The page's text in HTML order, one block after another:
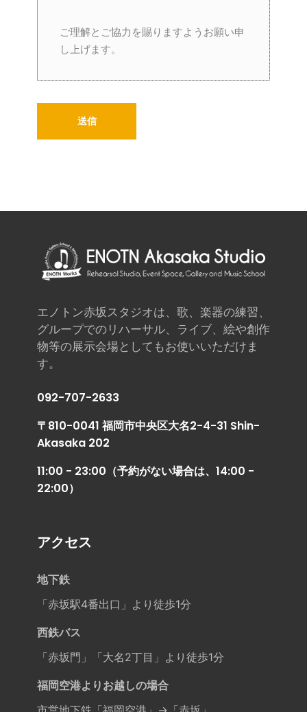
ご理解とご協力を賜りますようお願い申
し上げます。
エノトン赤坂スタジオは、歌、楽器の練習、
グループでのリハーサル、ライブ、絵や創作
物等の展示会場としてもお使いいただけま
す。
092-707-2633
〒810-0041 福岡市中央区大名2-4-31 Shin-
Akasaka 202
11:00 - 23:00（予約がない場合は、14:00 -
22:00）
アクセス
地下鉄
「赤坂駅4番出口」より徒歩1分
西鉄バス
「赤坂門」「大名2丁目」より徒歩1分
福岡空港よりお越しの場合